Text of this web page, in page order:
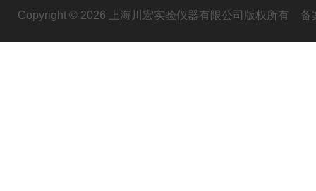
Copyright © 2026 上海川宏实验仪器有限公司版权所有 备